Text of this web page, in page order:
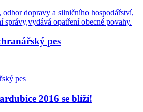
dopravy a silničního hospodářství,
správy,vydává opatření obecné povahy.
pes
pes
2016 se blíží!